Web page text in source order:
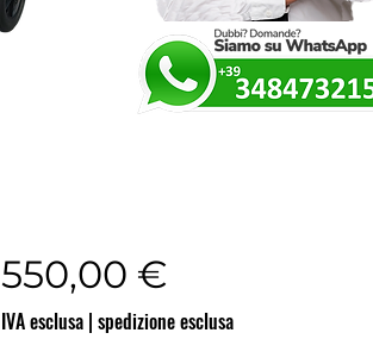
550,00 €
IVA esclusa | spedizione esclusa